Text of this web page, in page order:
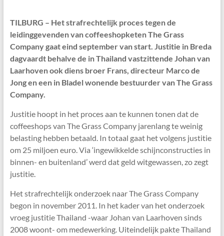
TILBURG – Het strafrechtelijk proces tegen de
leidinggevenden van coffeeshopketen The Grass
Company gaat eind september van start. Justitie in Breda
dagvaardt behalve de in Thailand vastzittende Johan van
Laarhoven ook diens broer Frans, directeur Marco de
Jong en een in Bladel wonende bestuurder van The Grass
Company.
Justitie hoopt in het proces aan te kunnen tonen dat de
coffeeshops van The Grass Company jarenlang te weinig
belasting hebben betaald. In totaal gaat het volgens justitie
om 25 miljoen euro. Via ‘ingewikkelde schijnconstructies in
binnen- en buitenland’ werd dat geld witgewassen, zo zegt
justitie.
Het strafrechtelijk onderzoek naar The Grass Company
begon in november 2011. In het kader van het onderzoek
vroeg justitie Thailand -waar Johan van Laarhoven sinds
2008 woont- om medewerking. Uiteindelijk pakte Thailand